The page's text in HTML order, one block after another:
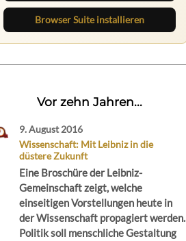
Browser Suite installieren
Vor zehn Jahren...
9. August 2016
Wissenschaft: Mit Leibniz in die
düstere Zukunft
Eine Broschüre der Leibniz-
Gemeinschaft zeigt, welche
einseitigen Vorstellungen heute in
der Wissenschaft propagiert werden.
Politik soll menschliche Gestaltung